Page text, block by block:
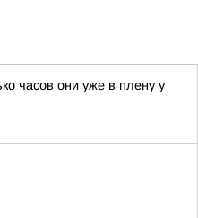
часов они уже в плену у